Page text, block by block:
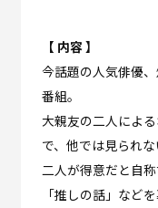
【 内容 】
今話題の人気俳優
番組。
大親友の二人によ
で、他では見られ
二人が得意だと自
「推しの話」など